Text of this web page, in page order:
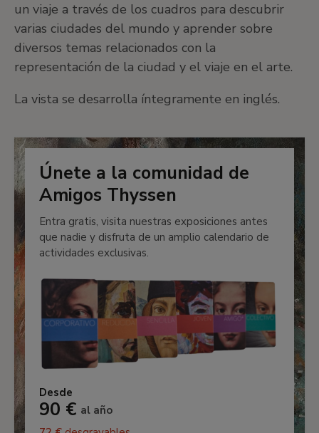
un viaje a través de los cuadros para descubrir
varias ciudades del mundo y aprender sobre
diversos temas relacionados con la
representación de la ciudad y el viaje en el arte.
La vista se desarrolla íntegramente en inglés.
Únete a la comunidad de
Amigos Thyssen
Entra gratis, visita nuestras exposiciones antes
que nadie y disfruta de un amplio calendario de
actividades exclusivas.
Desde
90 € al año